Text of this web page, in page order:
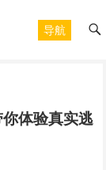
导航
体验真实逃